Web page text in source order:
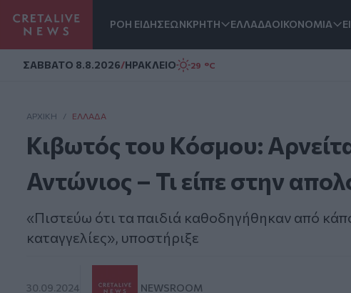
ΡΟΗ ΕΙΔΗΣΕΩΝΚΡΗΤΗ ΕΛΛΑΔΑΟΙΚΟΝΟΜΙΑ
ΣAΒΒΑΤΟ 8.8.2026/ΗΡΑΚΛΕΙΟ 29 °C
ΑΡΧΙΚΗ / ΕΛΛΆΔΑ
Κιβωτός του Κόσμου:
Αντώνιος – Τι είπε στην
«Πιστεύω ότι τα παιδιά καθοδηγήθηκαν από
καταγγελίες», υποστήριξε
30.09.2024 NEWSROOM